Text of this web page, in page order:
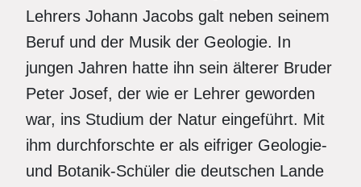
Lehrers Johann Jacobs galt neben seinem
Beruf und der Musik der Geologie. In
jungen Jahren hatte ihn sein älterer Bruder
Peter Josef, der wie er Lehrer geworden
war, ins Studium der Natur eingeführt. Mit
ihm durchforschte er als eifriger Geologie-
und Botanik-Schüler die deutschen Lande